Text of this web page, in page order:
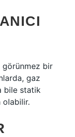
görünmez bir
gaz
bile statik
olabilir.